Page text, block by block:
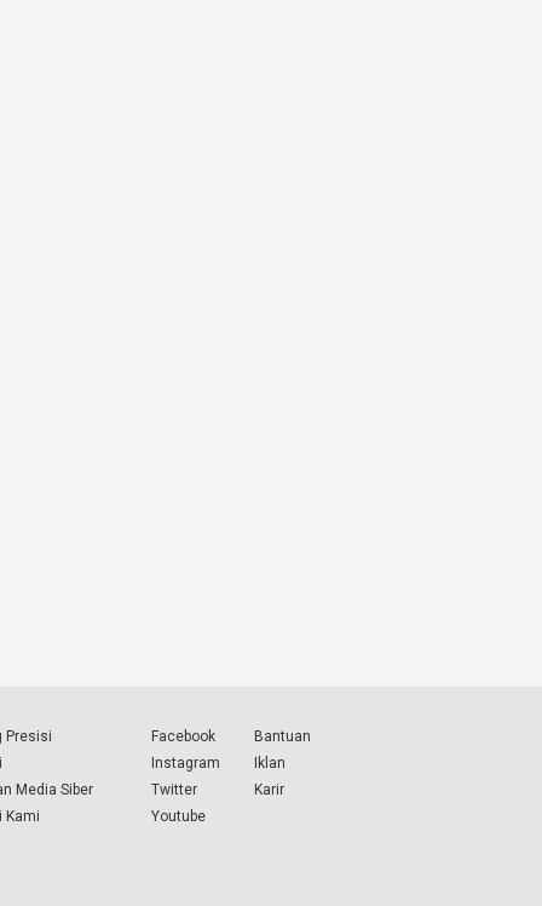
Presisi
Media Siber
Kami
Facebook
Instagram
Twitter
Youtube
Bantuan
Iklan
Karir